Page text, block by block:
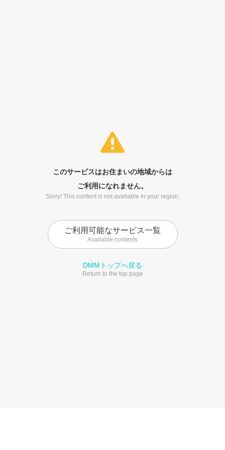
このサービスはお住まいの地域からは
ご利用になれません。
Sorry! This content is not available in your region.
ご利用可能なサービス一覧
Available contents
DMMトップへ戻る
Return to the top page